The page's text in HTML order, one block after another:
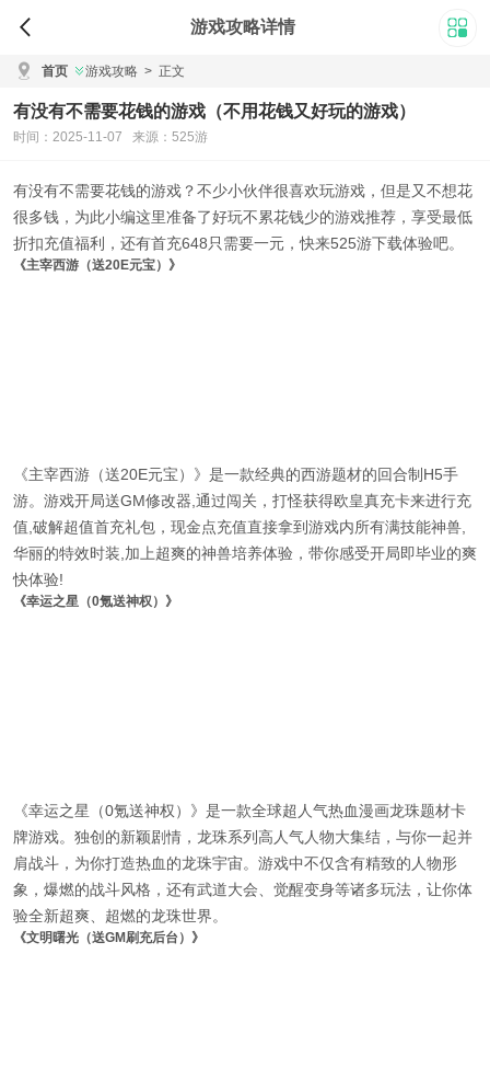
游戏攻略详情
首页 游戏攻略 > 正文
有没有不需要花钱的游戏（不用花钱又好玩的游戏）
时间：2025-11-07 来源：525游
有没有不需要花钱的游戏 ？不少小伙伴很喜欢玩游戏，但是又不想花
很多钱，为此小编这里准备了好玩不累花钱少的游戏推荐 ，享受最低
折扣充值福利，还有首充648只需要一元，快来525游下载体验吧。
《主宰西游（送20E元宝）》
《主宰西游（送20E元宝）》是一款经典的西游题材的回合制H5手
游。游戏开局送GM修改器,通过闯关，打怪获得欧皇真充卡来进行充
值,破解超值首充礼包，现金点充值直接拿到游戏内所有满技能神兽,
华丽的特效时装,加上超爽的神兽培养体验，带你感受开局即毕业的爽
快体验!
《幸运之星（0氪送神权）》
《幸运之星（0氪送神权）》是一款全球超人气热血漫画龙珠题材卡
牌游戏。独创的新颖剧情，龙珠系列高人气人物大集结，与你一起并
肩战斗，为你打造热血的龙珠宇宙。游戏中不仅含有精致的人物形
象，爆燃的战斗风格，还有武道大会、觉醒变身等诸多玩法，让你体
验全新超爽、超燃的龙珠世界。
《文明曙光（送GM刷充后台）》